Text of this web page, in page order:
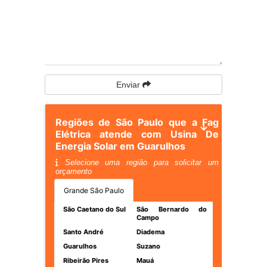
Enviar
Regiões de São Paulo que a Fag
Elétrica atende com Usina De
Energia Solar em Guarulhos
Selecione uma região para solicitar um
orçamento
Grande São Paulo
São Caetano do Sul
São Bernardo do
Campo
Santo André
Diadema
Guarulhos
Suzano
Ribeirão Pires
Mauá